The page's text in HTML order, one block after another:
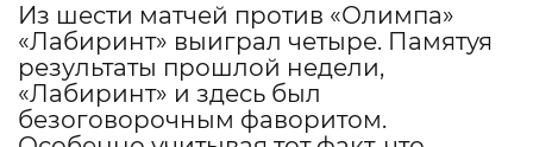
Из шести матчей против «Олимпа»
«Лабиринт» выиграл четыре. Памятуя
результаты прошлой недели,
«Лабиринт» и здесь был
безоговорочным фаворитом.